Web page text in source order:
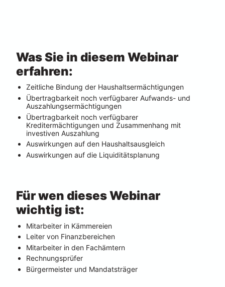
Was Sie in diesem Webinar
erfahren:
Zeitliche Bindung der Haushaltsermächtigungen
Übertragbarkeit noch verfügbarer Aufwands- und
Auszahlungsermächtigungen
Übertragbarkeit noch verfügbarer
Kreditermächtigungen und Zusammenhang mit
investiven Auszahlung
Auswirkungen auf den Haushaltsausgleich
Auswirkungen auf die Liquiditätsplanung
Für wen dieses Webinar
wichtig ist:
Mitarbeiter in Kämmereien
Leiter von Finanzbereichen
Mitarbeiter in den Fachämtern
Rechnungsprüfer
Bürgermeister und Mandatsträger